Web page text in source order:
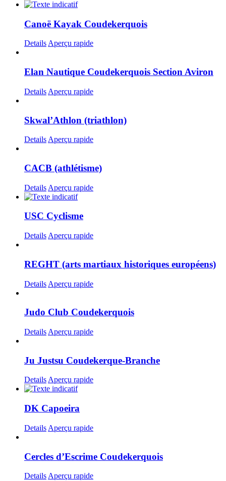
Canoë Kayak Coudekerquois
Details Aperçu rapide
Elan Nautique Coudekerquois Section Aviron
Details Aperçu rapide
Skwal’Athlon (triathlon)
Details Aperçu rapide
CACB (athlétisme)
Details Aperçu rapide
USC Cyclisme
Details Aperçu rapide
REGHT (arts martiaux historiques européens)
Details Aperçu rapide
Judo Club Coudekerquois
Details Aperçu rapide
Ju Justsu Coudekerque-Branche
DetailsAperçu rapide
DK Capoeira
Details Aperçu rapide
Cercles d’Escrime Coudekerquois
Details Aperçu rapide